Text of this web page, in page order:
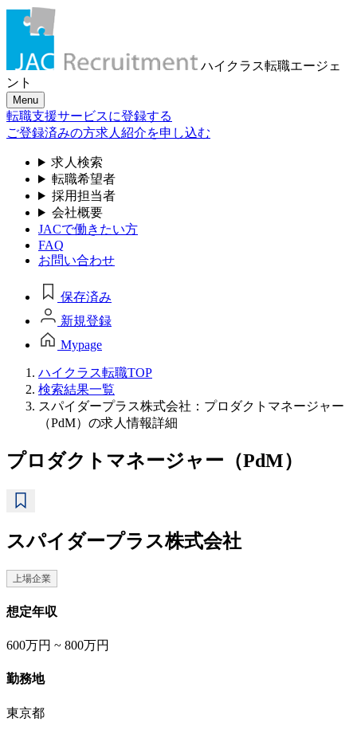
ハイクラス転職エージェ
ント
Menu
転職支援サービスに登録する
ご登録済みの方求人紹介を申し込む
求人検索
転職希望者
採用担当者
会社概要
JACで働きたい方
FAQ
お問い合わせ
保存済み
新規登録
Mypage
ハイクラス転職TOP
検索結果一覧
スパイダープラス株式会社：プロダクトマネージャー
（PdM）の求人情報詳細
プロダクトマネージャー（PdM）
スパイダープラス株式会社
上場企業
想定年収
600万円 ~ 800万円
勤務地
東京都